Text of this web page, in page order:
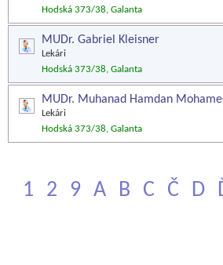
Hodská 373/38, Galanta
MUDr. Gabriel Kleisner
Lekári
Hodská 373/38, Galanta
MUDr. Muhanad Hamdan
Lekári
Hodská 373/38, Galanta
1 2 9 A B C Č D